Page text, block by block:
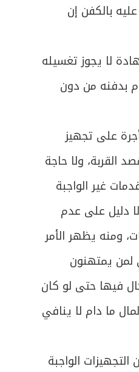
بالكفن إن
لا يجوز تغسيله
بدفنه من دون
على تجهيز
القربة، ولا حاجة
غير الواجبة
دليل على عدم
ومنه يظهر الأمر
لمن يمتهنون
فيها حتى لو كان
ما دام لا ينافي
الواجبة